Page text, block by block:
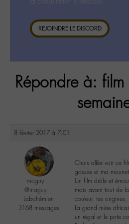
REJOINDRE LE DISCORD
Répondre à:
8 février 2017 à 7:01
maguy
@maguy
Labohémien
3168 messages
Chuis allée voir ce
gosses et ma
Un film drôle et
mais avant tout de
couleur, tes
La grand mère
un régal et le pote